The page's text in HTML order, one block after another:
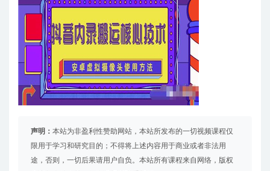
声明： 本站为非盈利性赞助网站，本站所发布的一切视频课程仅
限用于学习和研究目的；不得将上述内容用于商业或者非法用
途，否则，一切后果请用户自负。本站所有课程来自网络，版权